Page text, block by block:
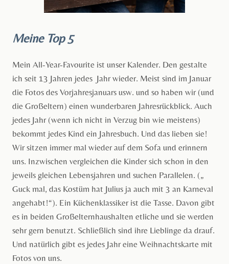
Meine Top 5
Mein All-Year-Favourite ist unser Kalender. Den gestalte
ich seit 13 Jahren jedes Jahr wieder. Meist sind im Januar
die Fotos des Vorjahresjanuars usw. und so haben wir (und
die Großeltern) einen wunderbaren Jahresrückblick. Auch
jedes Jahr (wenn ich nicht in Verzug bin wie meistens)
bekommt jedes Kind ein Jahresbuch. Und das lieben sie!
Wir sitzen immer mal wieder auf dem Sofa und erinnern
uns. Inzwischen vergleichen die Kinder sich schon in den
jeweils gleichen Lebensjahren und suchen Parallelen. („
Guck mal, das Kostüm hat Julius ja auch mit 3 an Karneval
angehabt!“). Ein Küchenklassiker ist die Tasse. Davon gibt
es in beiden Großelternhaushalten etliche und sie werden
sehr gern benutzt. Schließlich sind ihre Lieblinge da drauf.
Und natürlich gibt es jedes Jahr eine Weihnachtskarte mit
Fotos von uns.